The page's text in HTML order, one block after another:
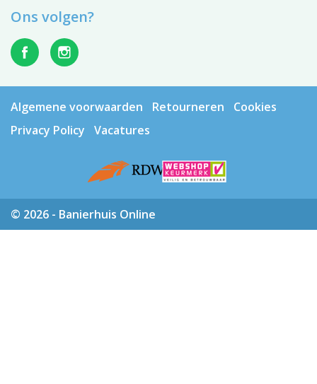
Ons volgen?
Algemene voorwaarden Retourneren
Cookies
Privacy Policy
Vacatures
© 2026 - Banierhuis Online